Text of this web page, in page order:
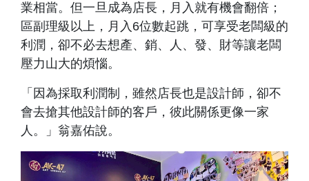
業相當。但一旦成為店長，月入就有機會翻倍；
區副理級以上，月入6位數起跳，可享受老闆級的
利潤，卻不必去想產、銷、人、發、財等讓老闆
壓力山大的煩惱。
「因為採取利潤制，雖然店長也是設計師，卻不
會去搶其他設計師的客戶，彼此關係更像一家
人。」翁嘉佑說。